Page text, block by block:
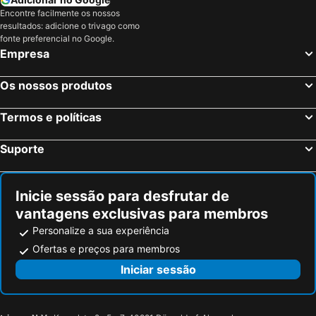
Interlaken, Berna Hotéis
Montreux, Vaud Hotéis
Grindelwald, Berna Hotéis
Encontre facilmente os nossos
resultados: adicione o trivago como
fonte preferencial no Google.
Empresa
Os nossos produtos
Termos e políticas
Suporte
Inicie sessão para desfrutar de
vantagens exclusivas para membros
Personalize a sua experiência
Ofertas e preços para membros
Iniciar sessão